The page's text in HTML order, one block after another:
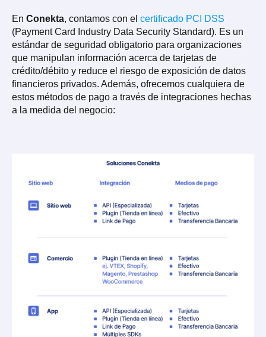
En Conekta, contamos con el certificado PCI DSS
(Payment Card Industry Data Security Standard). Es un
estándar de seguridad obligatorio para organizaciones
que manipulan información acerca de tarjetas de
crédito/débito y reduce el riesgo de exposición de datos
financieros privados. Además, ofrecemos cualquiera de
estos métodos de pago a través de integraciones hechas
a la medida del negocio: